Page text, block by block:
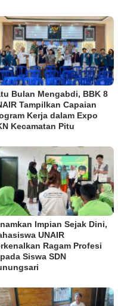
Bulan Mengabdi, BBK 8
Tampilkan Capaian
Kerja dalam Expo
Kecamatan Pitu
Impian Sejak Dini,
UNAIR
Ragam Profesi
Siswa SDN